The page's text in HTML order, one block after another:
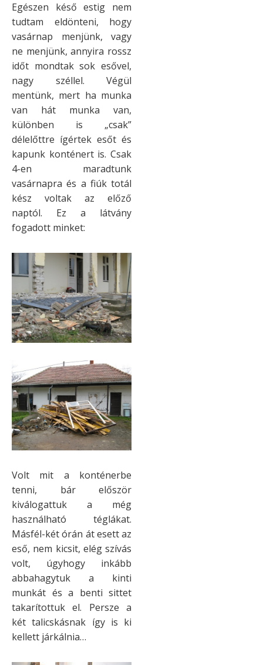
Egészen késő estig nem
tudtam eldönteni, hogy
vasárnap menjünk, vagy
ne menjünk, annyira rossz
időt mondtak sok esővel,
nagy széllel. Végül
mentünk, mert ha munka
van hát munka van,
különben is „csak”
délelőttre ígértek esőt és
kapunk konténert is. Csak
4-en maradtunk
vasárnapra és a fiúk totál
kész voltak az előző
naptól. Ez a látvány
fogadott minket:
Volt mit a konténerbe
tenni, bár először
kiválogattuk a még
használható téglákat.
Másfél-két órán át esett az
eső, nem kicsit, elég szívás
volt, úgyhogy inkább
abbahagytuk a kinti
munkát és a benti sittet
takarítottuk el. Persze a
két talicskásnak így is ki
kellett járkálnia…